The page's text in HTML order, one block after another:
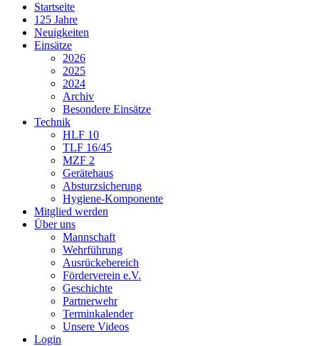
Startseite
125 Jahre
Neuigkeiten
Einsätze
2026
2025
2024
Archiv
Besondere Einsätze
Technik
HLF 10
TLF 16/45
MZF 2
Gerätehaus
Absturzsicherung
Hygiene-Komponente
Mitglied werden
Über uns
Mannschaft
Wehrführung
Ausrückebereich
Förderverein e.V.
Geschichte
Partnerwehr
Terminkalender
Unsere Videos
Login